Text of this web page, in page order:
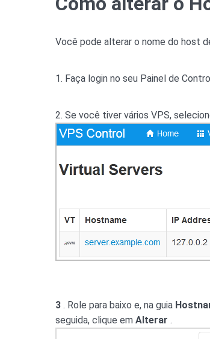
Você pode alterar o nome do host
1. Faça login no seu Painel de
2. Se você tiver vários VPS,
3 . Role para baixo e, na guia
seguida, clique em Alterar .